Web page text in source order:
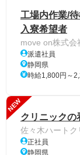
工場内作業/
入寮希望者
move on株式会
派遣社員
静岡県
時給1,800円～
NEW
クリニックの
佐々木ハートク
正社員
静岡県